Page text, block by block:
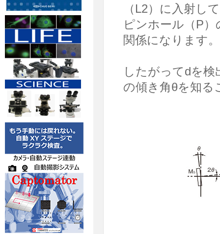
（L2）に入射し
ピンホール（P
関係になります。
したがってdを
の傾き角θを知る